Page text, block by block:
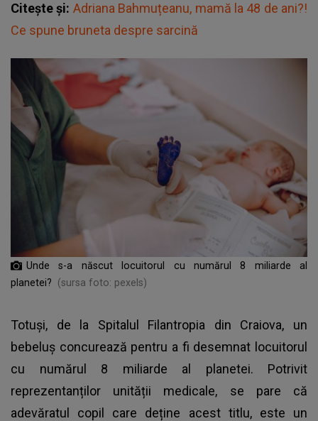
Citește și: Adriana Bahmuțeanu, mamă la 48 de ani?!
Ce spune bruneta despre sarcină
Unde s-a născut locuitorul cu numărul 8 miliarde al
planetei?
(sursa foto: pexels)
Totuși, de la Spitalul Filantropia din Craiova, un
bebeluș concurează pentru a fi desemnat locuitorul
cu numărul 8 miliarde al planetei. Potrivit
reprezentanților unității medicale, se pare că
adevăratul copil care deține acest titlu, este un